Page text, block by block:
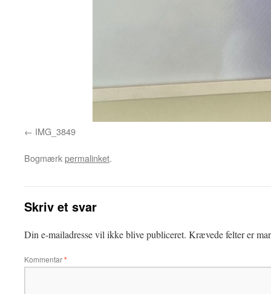
IMG_3849
Bogmærkpermalinket.
Skriv et svar
Din e-mailadresse vil ikke blive publiceret. Krævede felter er
Kommentar*